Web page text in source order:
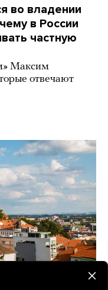
во владении
в России
частную
Максим
отвечают